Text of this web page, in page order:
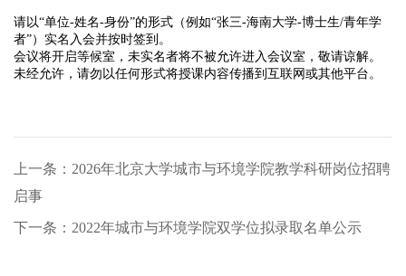
请以“单位-姓名-身份”的形式 （例如“张三-海南大学-博士生/青年学
者”） 实名入会并按时签到。
会议将开启等候室，未实名者将不被允许进入会议室，敬请谅解。
未经允许，请勿以任何形式将授课内容传播到互联网或其他平台。
上一条：2026年北京大学城市与环境学院教学科研岗位招聘
启事
下一条：2022年城市与环境学院双学位拟录取名单公示